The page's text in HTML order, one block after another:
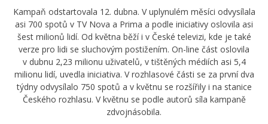
Kampaň odstartovala 12. dubna. V uplynulém měsíci odvysílala
asi 700 spotů v TV Nova a Prima a podle iniciativy oslovila asi
šest milionů lidí. Od května běží i v České televizi, kde je také
verze pro lidi se sluchovým postižením. On-line část oslovila
v dubnu 2,23 milionu uživatelů, v tištěných médiích asi 5,4
milionu lidí, uvedla iniciativa. V rozhlasové části se za první dva
týdny odvysílalo 750 spotů a v květnu se rozšířily i na stanice
Českého rozhlasu. V květnu se podle autorů síla kampaně
zdvojnásobila.